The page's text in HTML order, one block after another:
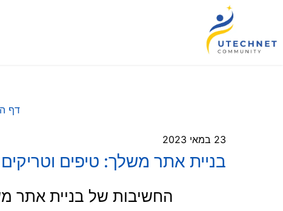
דף
23 במאי 2023
בניית אתר משלך: טיפים
החשיבות של בניית אתר